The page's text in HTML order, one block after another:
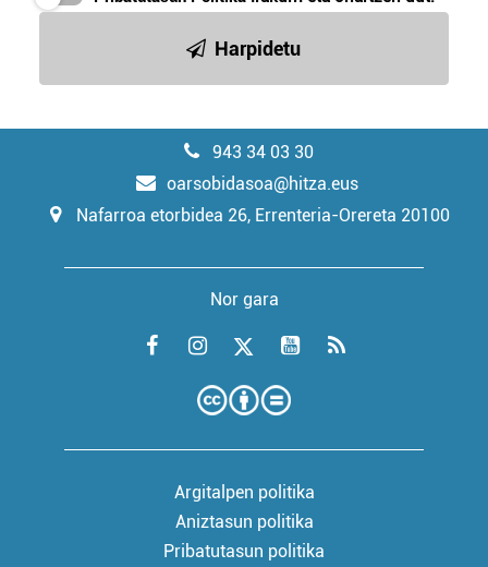
Harpidetu
943 34 03 30
oarsobidasoa@hitza.eus
Nafarroa etorbidea 26, Errenteria-Orereta 20100
Nor gara
Argitalpen politika
Aniztasun politika
Pribatutasun politika